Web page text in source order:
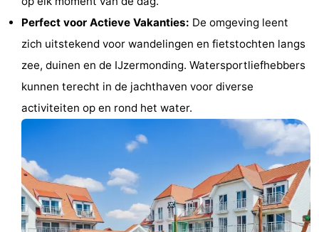
Jachthaven
Forum
Route
Perfect voor Actieve Vakanties: De omgeving leent
zich uitstekend voor wandelingen en fietstochten langs
zee, duinen en de IJzermonding. Watersportliefhebbers
kunnen terecht in de jachthaven voor diverse
activiteiten op en rond het water.